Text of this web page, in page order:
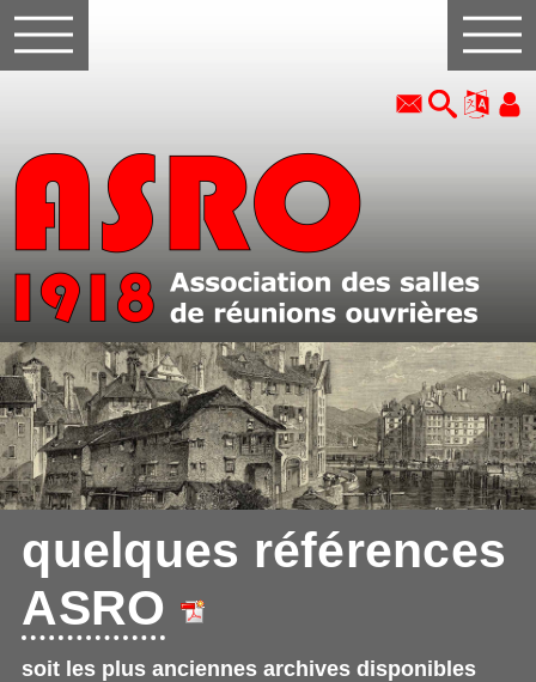
quelques références
ASRO
soit les plus anciennes archives disponibles